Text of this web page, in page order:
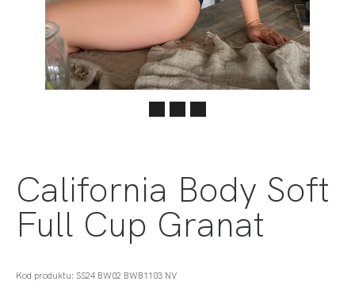
California Body Soft
Full Cup Granat
Kod produktu: SS24 BW02 BWB1103 NV